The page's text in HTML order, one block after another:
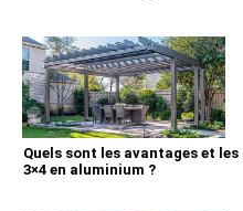
Quels sont les avantages et
3×4 en aluminium ?